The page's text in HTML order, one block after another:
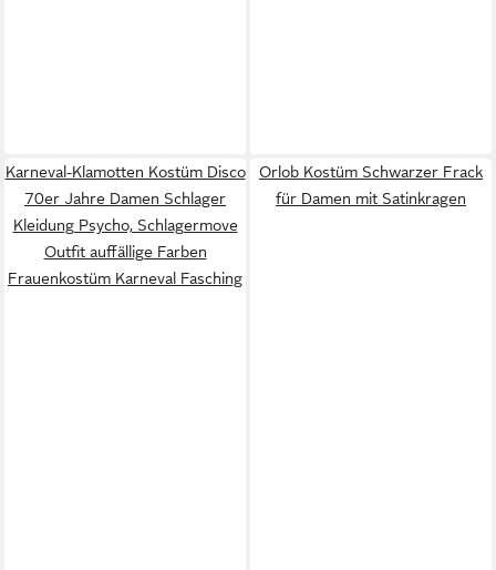
Karneval-Klamotten Kostüm Disco
70er Jahre Damen Schlager
Kleidung Psycho, Schlagermove
Outfit auffällige Farben
Frauenkostüm Karneval Fasching
Orlob Kostüm Schwarzer Frack
für Damen mit Satinkragen